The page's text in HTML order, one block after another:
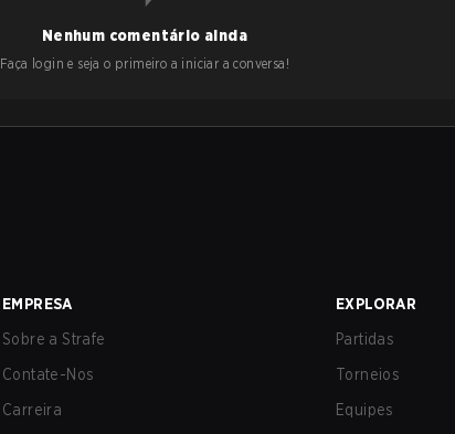
Nenhum comentário ainda
Faça login e seja o primeiro a iniciar a conversa!
EMPRESA
Sobre a Strafe
Contate-Nos
Carreira
EXPLORAR
Partidas
Torneios
Equipes